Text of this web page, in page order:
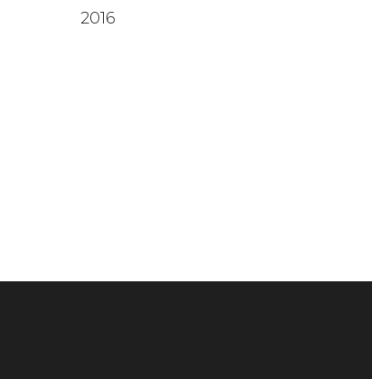
2016